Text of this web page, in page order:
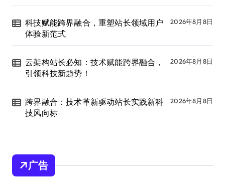
科技赋能跨界融合，重塑站长领域用户
体验新范式
2026年8月8日
云架构站长必知：技术赋能跨界融合，
引领科技新趋势！
2026年8月8日
跨界融合：技术革新驱动站长实践新科
技风向标
2026年8月8日
广告